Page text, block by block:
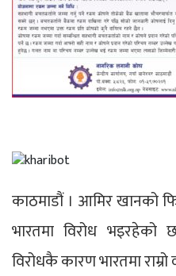
काठमाडौं । आमिर खानको
भारतमा विरोध भइरहेको
विरोधकै कारण भारतमा